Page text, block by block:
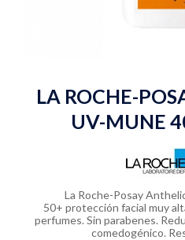
LA ROCHE-
UV-MUNE
La Roche-Posay
50+ protección facial muy
perfumes. Sin parabenes.
comedogénico.